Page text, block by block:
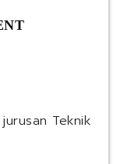
Teknik